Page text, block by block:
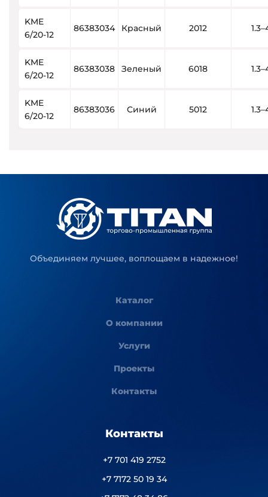
KME
6/20-12
86383034 Красный 2012
KME
6/20-12
86383038 Зеленый 6018
KME
6/20-12
86383036 Синий 5012
Объединяем лучшее, воплощаем в надежное!
Каталог
О компании
Услуги
Проекты
Контакты
Контакты
+7 701 419 2752
+7 7172 50 19 34